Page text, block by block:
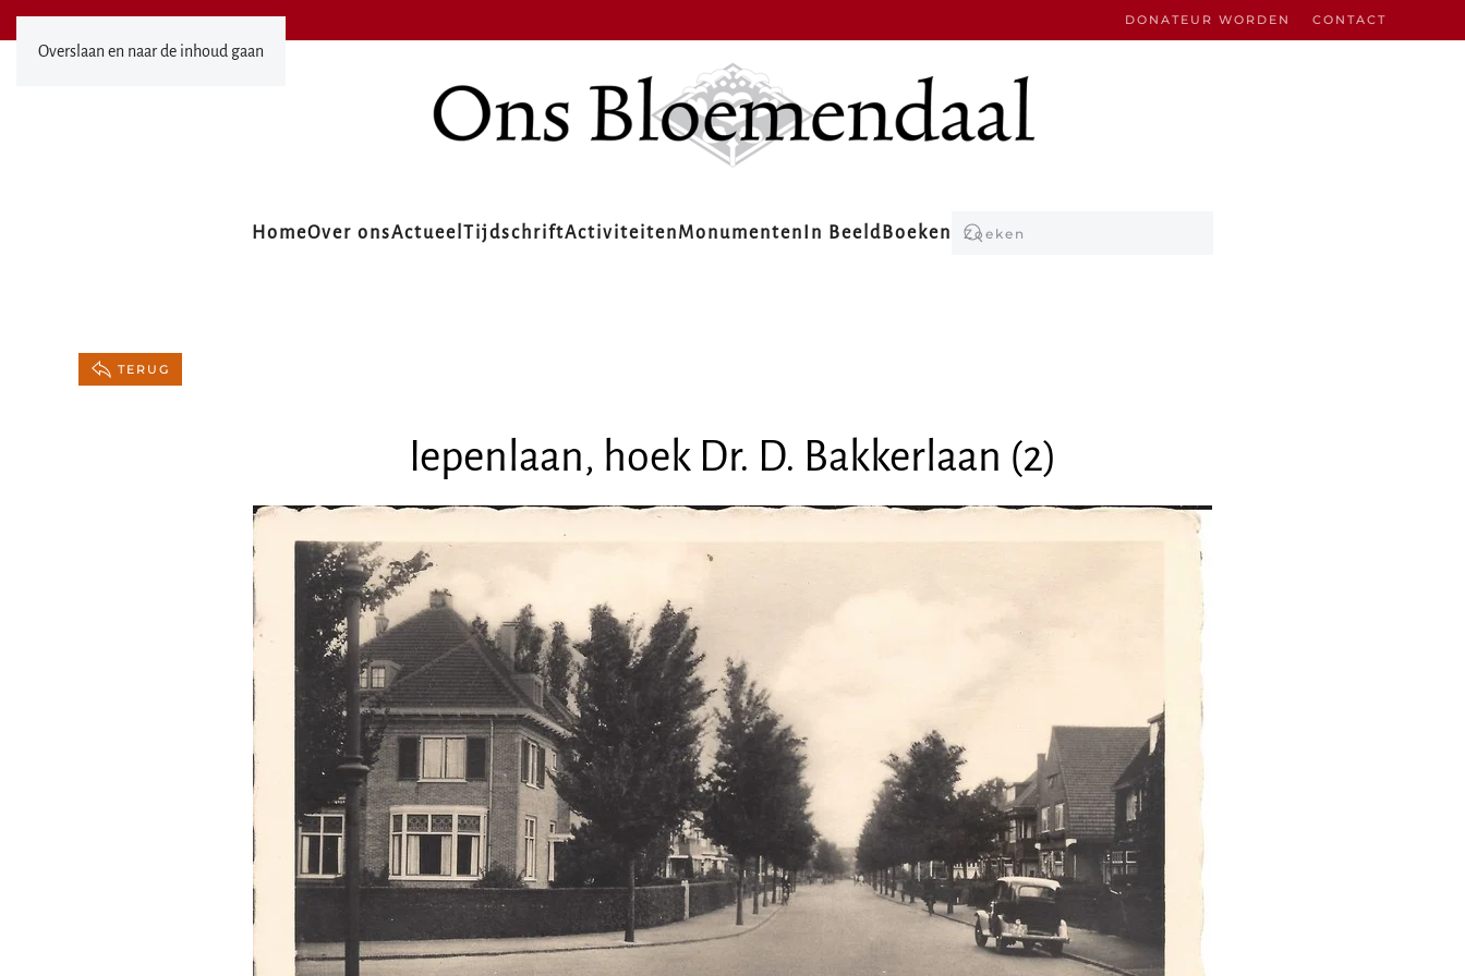
Overslaan en naar de inhoud gaan
DONATEUR WORDEN CONTACT
HomeOver onsActueel TijdschriftActiviteitenMonumenten In Beeld Boeken
TERUG
Iepenlaan, hoek Dr. D. Bakkerlaan (2)